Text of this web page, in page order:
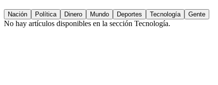
Nación Política Dinero Mundo Deportes Tecnología Gente
No hay artículos disponibles en la sección Tecnología.